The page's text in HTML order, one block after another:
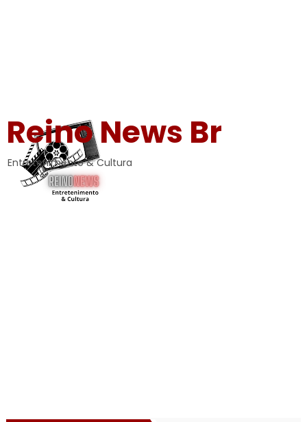
Reino News Br
Entretenimento & Cultura